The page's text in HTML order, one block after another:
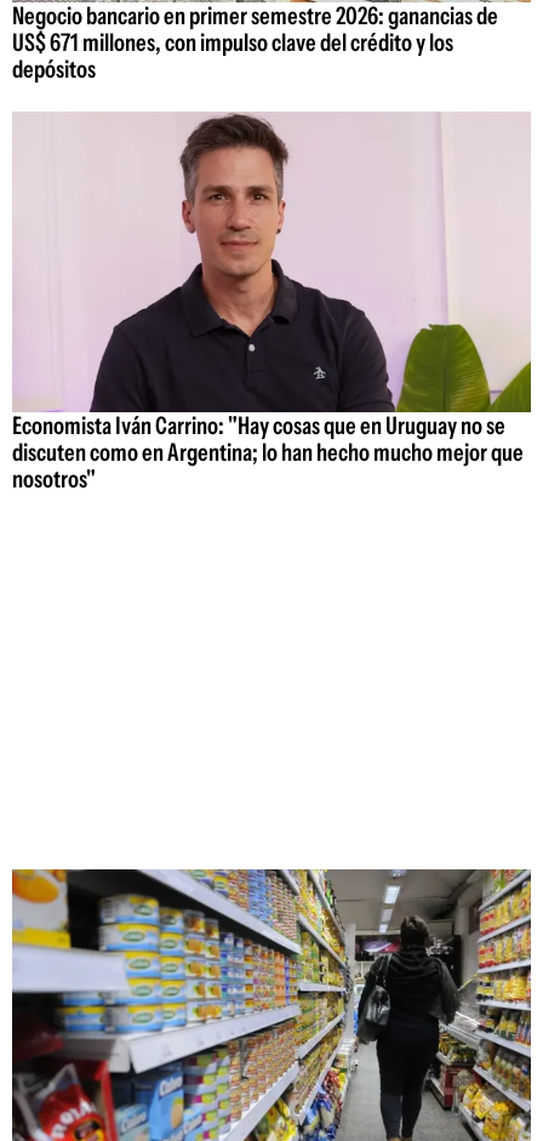
Negocio bancario en primer semestre 2026: ganancias de
US$ 671 millones, con impulso clave del crédito y los
depósitos
Economista Iván Carrino: "Hay cosas que en Uruguay no se
discuten como en Argentina; lo han hecho mucho mejor que
nosotros"